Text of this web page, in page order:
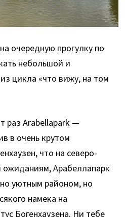
очередную прогулку по
небольшой и
цикла «что вижу, на том
раз Arabеllapark —
в очень крутом
что на северо-
ожиданиям, Арабеллапарк
уютным районом, но
намека на
Богенхаузена. Ни тебе